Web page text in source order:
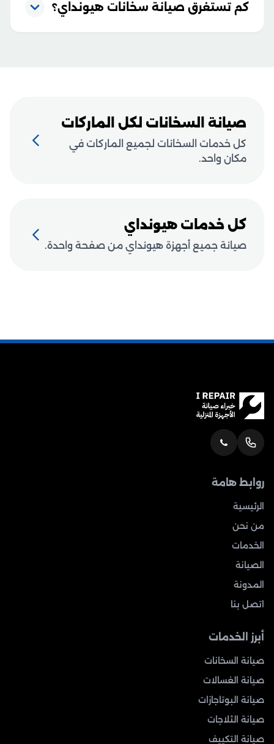
كم تستغرق صيانة سخانات هيونداي؟
صيانة السخانات لكل الماركات
كل خدمات السخانات لجميع الماركات في
مكان واحد.
كل خدمات هيونداي
صيانة جميع أجهزة هيونداي من صفحة واحدة.
روابط هامة
الرئيسية
من نحن
الخدمات
الصيانة
المدونة
اتصل بنا
أبرز الخدمات
صيانة السخانات
صيانة الغسالات
صيانة البوتاجازات
صيانة الثلاجات
صيانة التكييف